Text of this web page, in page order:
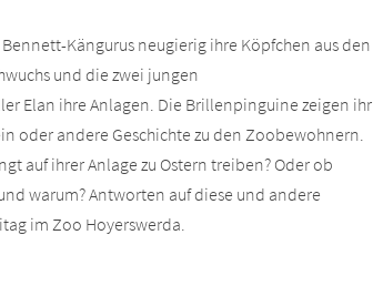
Kängurus neugierig ihre Köpfchen aus den
und die zwei jungen
Elan ihre Anlagen. Die Brillenpinguine zeigen ihr
oder andere Geschichte zu den Zoobewohnern.
auf ihrer Anlage zu Ostern treiben? Oder ob
warum? Antworten auf diese und andere
im Zoo Hoyerswerda.